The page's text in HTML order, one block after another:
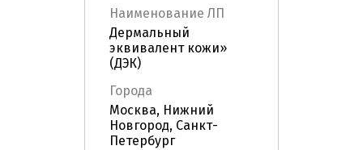
Наименование ЛП
Дермальный
эквивалент кожи»
(ДЭК)
Города
Москва, Нижний
Новгород, Санкт-
Петербург